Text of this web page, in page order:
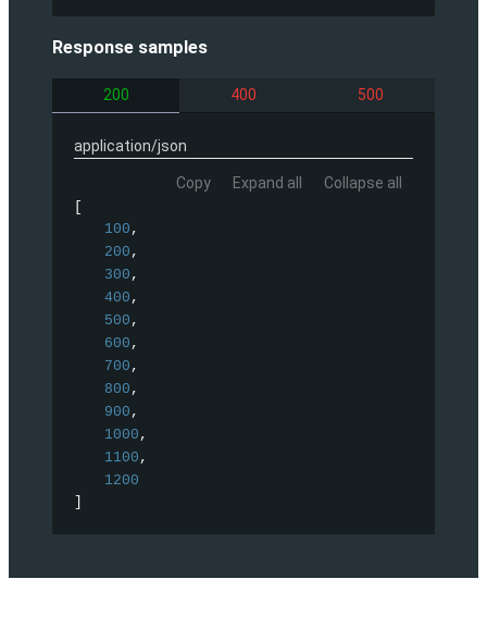
Response samples
200 400 500
application/json
Copy Expand all Collapse all
100 ,
200 ,
300 ,
400 ,
500 ,
600 ,
700 ,
800 ,
900 ,
1000 ,
1100 ,
1200